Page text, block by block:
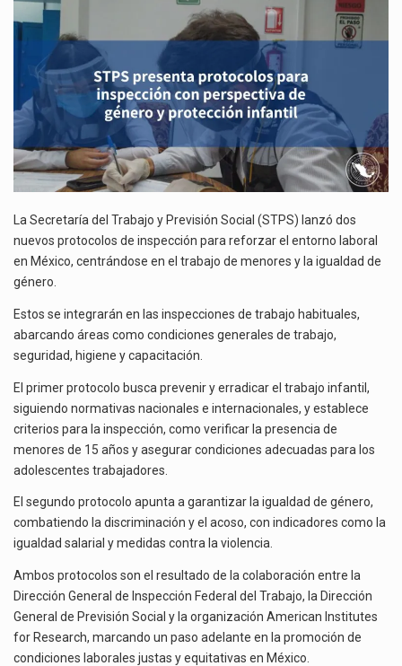
La inversión fija bruta en México registró un aumento de 1.1% interanual en mayo de…
El gobierno de Estados Unidos anunciará un arancel del 15 % sobre los productos fabricados…
CON
PERSPECTIVA
DE
Y
PROTECCIÓN
INFANTIL
La Secretaría del Trabajo y Previsión Social (STPS) lanzó dos
nuevos protocolos de inspección para reforzar el entorno laboral
en México, centrándose en el trabajo de menores y la igualdad de
género.
Estos se integrarán en las inspecciones de trabajo habituales,
abarcando áreas como condiciones generales de trabajo,
seguridad, higiene y capacitación.
El primer protocolo busca prevenir y erradicar el trabajo infantil,
siguiendo normativas nacionales e internacionales, y establece
criterios para la inspección, como verificar la presencia de
menores de 15 años y asegurar condiciones adecuadas para los
adolescentes trabajadores.
El segundo protocolo apunta a garantizar la igualdad de género,
combatiendo la discriminación y el acoso, con indicadores como la
igualdad salarial y medidas contra la violencia.
Ambos protocolos son el resultado de la colaboración entre la
Dirección General de Inspección Federal del Trabajo, la Dirección
General de Previsión Social y la organización American Institutes
for Research, marcando un paso adelante en la promoción de
condiciones laborales justas y equitativas en México.